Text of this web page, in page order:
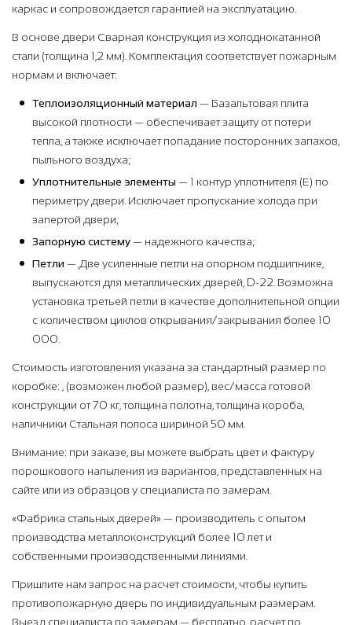
каркас и сопровождается гарантией на эксплуатацию.
В основе двери Сварная конструкция из холоднокатанной
стали (толщина 1,2 мм). Комплектация соответствует пожарным
нормам и включает:
Теплоизоляционный материал — Базальтовая плита
высокой плотности — обеспечивает защиту от потери
тепла, а также исключает попадание посторонних запахов,
пыльного воздуха;
Уплотнительные элементы — 1 контур уплотнителя (Е) по
периметру двери. Исключает пропускание холода при
запертой двери;
Запорную систему— надежного качества;
Петли — Две усиленные петли на опорном подшипнике,
выпускаются для металлических дверей, D-22. Возможна
установка третьей петли в качестве дополнительной опции
с количеством циклов открывания/закрывания более 10
000.
Стоимость изготовления указана за стандартный размер по
коробке: , (возможен любой размер), вес/масса готовой
конструкции от 70 кг, толщина полотна, толщина короба,
наличники Стальная полоса шириной 50 мм.
Внимание: при заказе, вы можете выбрать цвет и фактуру
порошкового напыления из вариантов, представленных на
сайте или из образцов у специалиста по замерам.
«Фабрика стальных дверей» — производитель с опытом
производства металлоконструкций более 10 лет и
собственными производственными линиями.
Пришлите нам запрос на расчет стоимости, чтобы купить
противопожарную дверь по индивидуальным размерам.
Выезд специалиста по замерам — бесплатно, расчет по